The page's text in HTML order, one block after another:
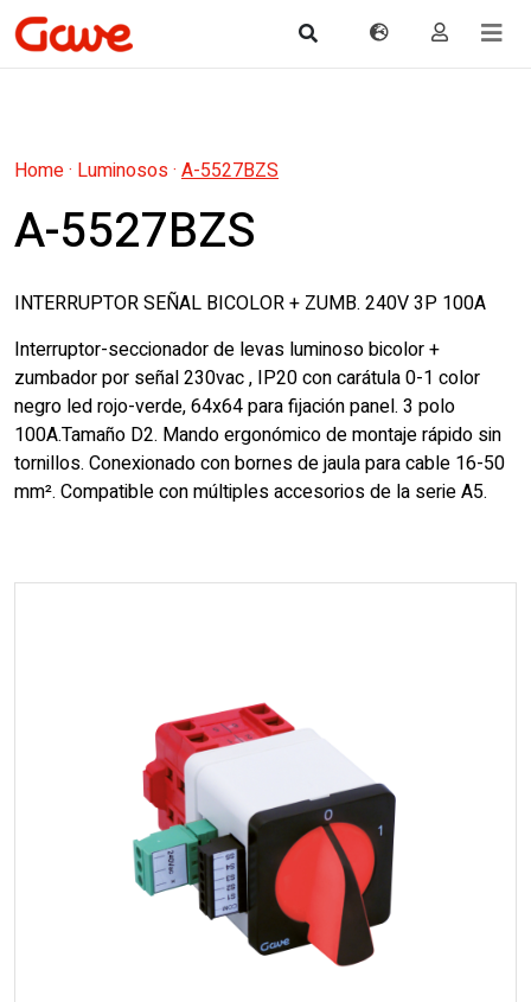
Home· Luminosos· A-5527BZS
A-5527BZS
INTERRUPTOR SEÑAL BICOLOR + ZUMB. 240V 3P 100A
Interruptor-seccionador de levas luminoso bicolor +
zumbador por señal 230vac , IP20 con carátula 0-1 color
negro led rojo-verde, 64x64 para fijación panel. 3 polo
100A.Tamaño D2. Mando ergonómico de montaje rápido sin
tornillos. Conexionado con bornes de jaula para cable 16-50
mm². Compatible con múltiples accesorios de la serie A5.